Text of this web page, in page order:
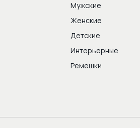
Мужские
Женские
Детские
Интерьерные
Ремешки